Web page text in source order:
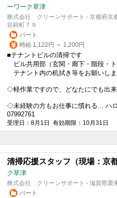
ーワーク草津
株式会社 クリーンサポート - 京都府京
谷鉾町７９
パート
時給 1,122円 ～ 1,200円
■テナントビルの清掃です
ビル共用部（玄関・廊下・階段・
テナント内の机拭き等をお願いし
◇軽作業ですので、どなたにでも出
◇未経験の方もお仕事に慣れる... ハ
07992761
受理日：8月1日 有効期限：10月31日
清掃応援スタッフ（現場：京都
ク草津
株式会社 クリーンサポート - 滋賀県栗
パート